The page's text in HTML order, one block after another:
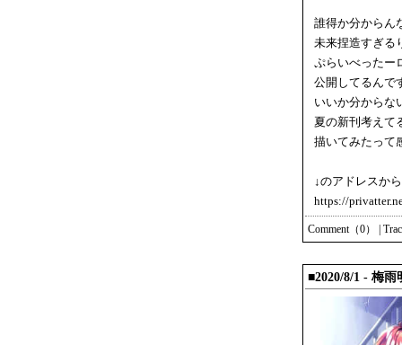
誰得か分からん
未来捏造すぎる
ぷらいべったー
公開してるんで
いいか分からな
夏の新刊考えて
描いてみたって
↓のアドレスか
https://
Comment（0）
■2020/8/1 - 梅